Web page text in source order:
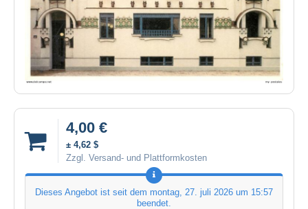
4,00 €
± 4,62 $
Zzgl. Versand- und Plattformkosten
Dieses Angebot ist seit dem montag, 27. juli 2026 um 15:57
beendet.